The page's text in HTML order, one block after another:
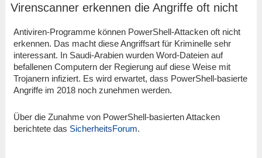
Virenscanner erkennen die Angriffe oft nicht
Antiviren-Programme können PowerShell-Attacken oft nicht
erkennen. Das macht diese Angriffsart für Kriminelle sehr
interessant. In Saudi-Arabien wurden Word-Dateien auf
befallenen Computern der Regierung auf diese Weise mit
Trojanern infiziert. Es wird erwartet, dass PowerShell-basierte
Angriffe im 2018 noch zunehmen werden.
Über die Zunahme von PowerShell-basierten Attacken
berichtete das SicherheitsForum.